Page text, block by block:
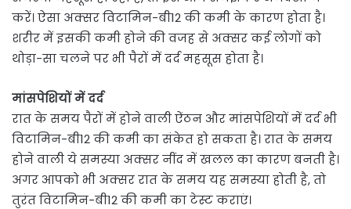
करें। ऐसा अक्सर विटामिन-बी12 की कमी के कारण होता है।
शरीर में इसकी कमी होने की वजह से अक्सर कई लोगों को
थोड़ा-सा चलने पर भी पैरों में दर्द महसूस होता है।
मांसपेशियों में दर्द
रात के समय पैरों में होने वाली ऐंठन और मांसपेशियों में दर्द भी
विटामिन-बी12 की कमी का संकेत हो सकता है। रात के समय
होने वाली ये समस्या अक्सर नींद में खलल का कारण बनती है।
अगर आपको भी अक्सर रात के समय यह समस्या होती है, तो
तुरंत विटामिन-बी12 की कमी का टेस्ट कराएं।